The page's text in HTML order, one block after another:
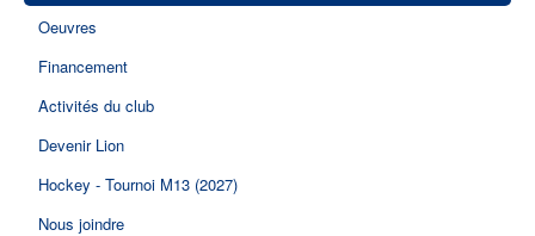
Oeuvres
Financement
Activités du club
Devenir Lion
Hockey - Tournoi M13 (2027)
Nous joindre